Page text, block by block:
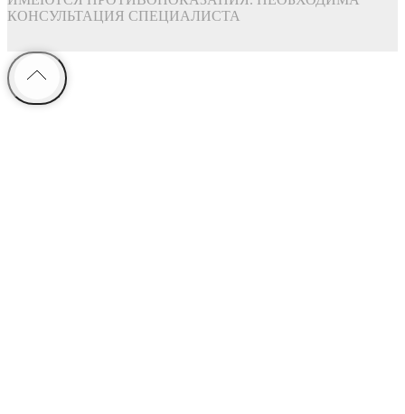
КОНСУЛЬТАЦИЯ СПЕЦИАЛИСТА